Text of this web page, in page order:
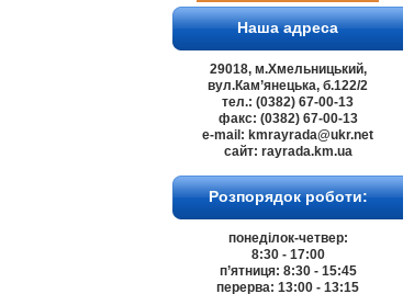
Наша адреса
29018, м.Хмельницький,
вул.Кам’янецька, б.122/2
тел.: (0382) 67-00-13
факс: (0382) 67-00-13
e-mail: kmrayrada@ukr.net
сайт: rayrada.km.ua
Розпорядок роботи:
понеділок-четвер:
8:30 - 17:00
п’ятниця: 8:30 - 15:45
перерва: 13:00 - 13:15